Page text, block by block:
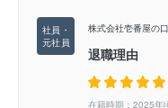
株式会社壱番屋の
退職理由
在籍時期：2025年